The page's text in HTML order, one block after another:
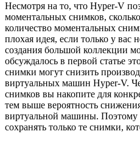
Несмотря на то, что Hyper-V
моментальных снимков,
количество моментальных
плохая идея, если только у вас
создания большой коллекции
обсуждалось в первой статье
снимки могут снизить
виртуальных машин Hyper-V.
снимков вы накопите для
тем выше вероятность
виртуальной машины. Поэтому
сохранять только те снимки,